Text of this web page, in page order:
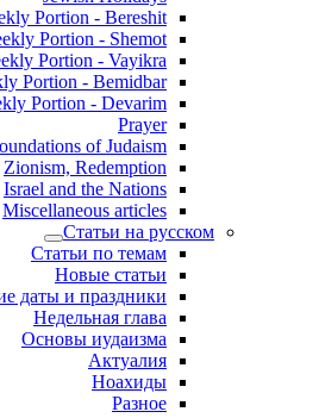
Portion - Bereshit
Portion - Shemot
Portion - Vayikra
Portion - Bemidbar
Portion - Devarim
Prayer
of Judaism
Zionism, Redemption
Israel and the Nations
Miscellaneous articles
Статьи на русском
Статьи по темам
Новые статьи
даты и праздники
Недельная глава
Основы иудаизма
Актуалия
Ноахиды
Разное